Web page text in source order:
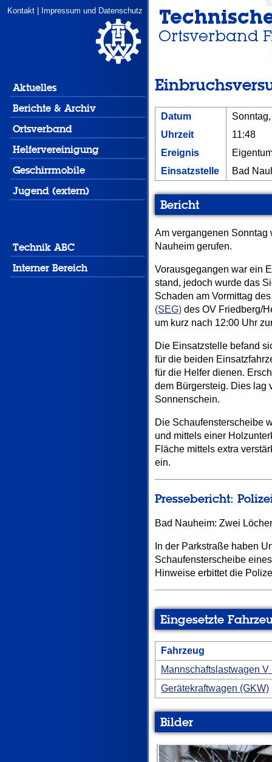
Kontakt Impressum und Datenschutz
Aktuelles
Berichte & Archiv
Ortsverband
Helfervereinigung
Geschirrmobile
Jugend (extern)
Technik ABC
Interner Bereich
Datum
Uhrzeit
11:48
Ereignis
Einsatzstelle
Bad
Bericht
Am vergangenen
Nauheim gerufen.
Vorausgegangen war ein
stand, jedoch wurde das
Schaden am Vormittag
(SEG)des OV Friedberg/
um kurz nach 12:00 Uhr
Die Einsatzstelle befand
für die beiden
für die Helfer dienen.
dem Bürgersteig. Dies lag
Sonnenschein.
Die Schaufensterscheibe
und mittels einer
Fläche mittels extra
ein.
Pressebericht:
Bad Nauheim: Zwei
In der Parkstraße haben
Schaufensterscheibe
Hinweise erbittet die
Eingesetzte
Fahrzeug
Mannschaftslastwagen V
Gerätekraftwagen (GKW)
Bilder